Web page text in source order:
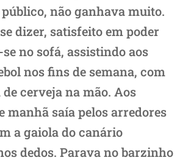
não ganhava muito.
dizer, satisfeito em poder
no sofá, assistindo aos
nos fins de semana, com
cerveja na mão. Aos
manhã saía pelos arredores
a gaiola do canário
dedos. Parava no barzinho